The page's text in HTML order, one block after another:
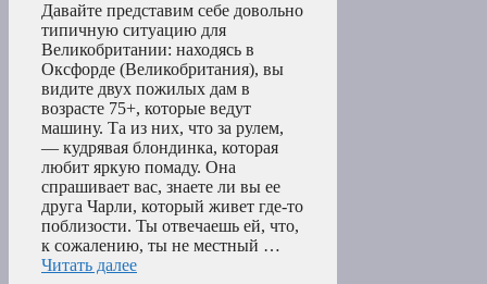
Давайте представим себе довольно
типичную ситуацию для
Великобритании: находясь в
Оксфорде (Великобритания), вы
видите двух пожилых дам в
возрасте 75+, которые ведут
машину. Та из них, что за рулем,
— кудрявая блондинка, которая
любит яркую помаду. Она
спрашивает вас, знаете ли вы ее
друга Чарли, который живет где-то
поблизости. Ты отвечаешь ей, что,
к сожалению, ты не местный …
Читать далее